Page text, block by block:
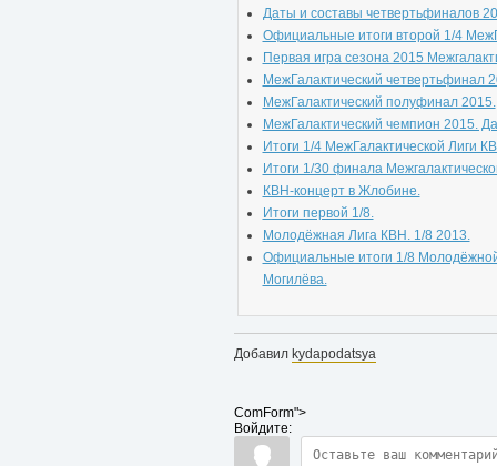
Даты и составы четвертьфиналов
Официальные итоги второй 1/4
Первая игра сезона 2015
МежГалактический четвертьфинал
МежГалактический полуфинал 2015.
МежГалактический чемпион 2015.
Итоги 1/4 МежГалактической Лиги
Итоги 1/30 финала
КВН-концерт в Жлобине.
Итоги первой 1/8.
Молодёжная Лига КВН. 1/8 2013.
Официальные итоги 1/8
Могилёва.
Добавил kydapodatsya
ComForm">
Войдите: